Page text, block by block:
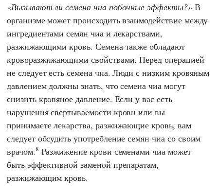
Вызывают ли семена чиа побочные эффекты? В
организме может происходить взаимодействие между
ингредиентами семян чиа и лекарствами,
разжижающими кровь. Семена также обладают
кроворазжижающими свойствами. Перед операцией
не следует есть семена чиа. Люди с низким кровяным
давлением должны знать, что семена чиа могут
снизить кровяное давление. Если у вас есть
нарушения свертываемости крови или вы
принимаете лекарства, разжижающие кровь, вам
следует обсудить употребление семян чиа со своим
врачом.8 Разжижение крови семенами чиа может
быть эффективной заменой препаратам,
разжижающим кровь.